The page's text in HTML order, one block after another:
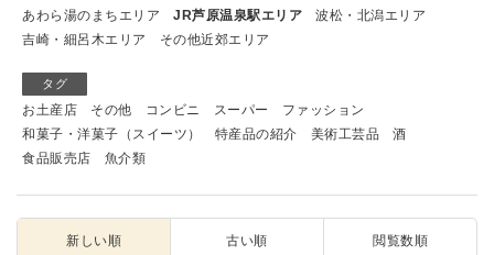
あわら湯のまちエリア
JR芦原温泉駅エリア
波松・北潟エリア
吉崎・細呂木エリア
その他近郊エリア
タグ
お土産店 その他 コンビニ スーパー
ファッション
和菓子・洋菓子（スイーツ）
特産品の紹介 美術工芸品
酒
食品販売店
魚介類
新しい順 古い順 閲覧数順